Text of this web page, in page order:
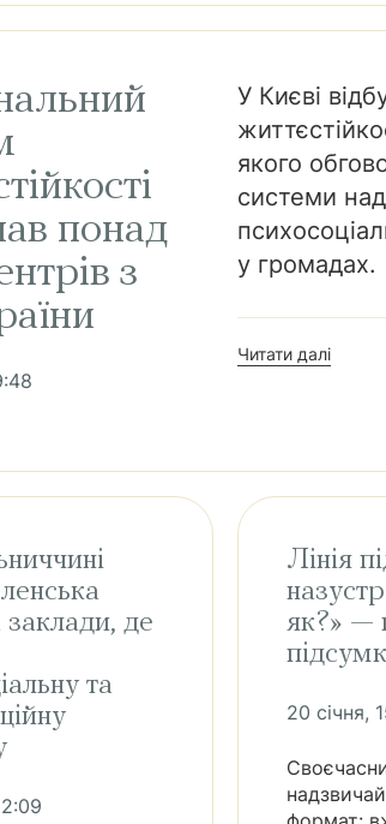
понад
з
У Києві
якого
системи
у громадах.
Читати далі
заклади, де
та
Лінія
як?» —
20 січня,